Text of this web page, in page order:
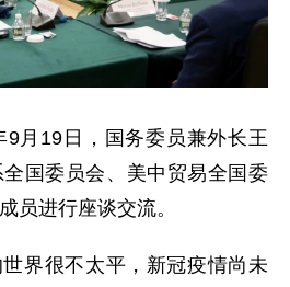
9月19日，国务委员兼外长王
国委员会、美中贸易全国委
员进行座谈交流。
界很不太平，新冠疫情尚未